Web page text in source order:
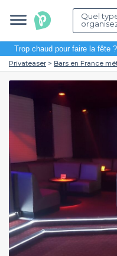
Quel
Trop chaud pour faire la fête ?
Privateaser Bars en France